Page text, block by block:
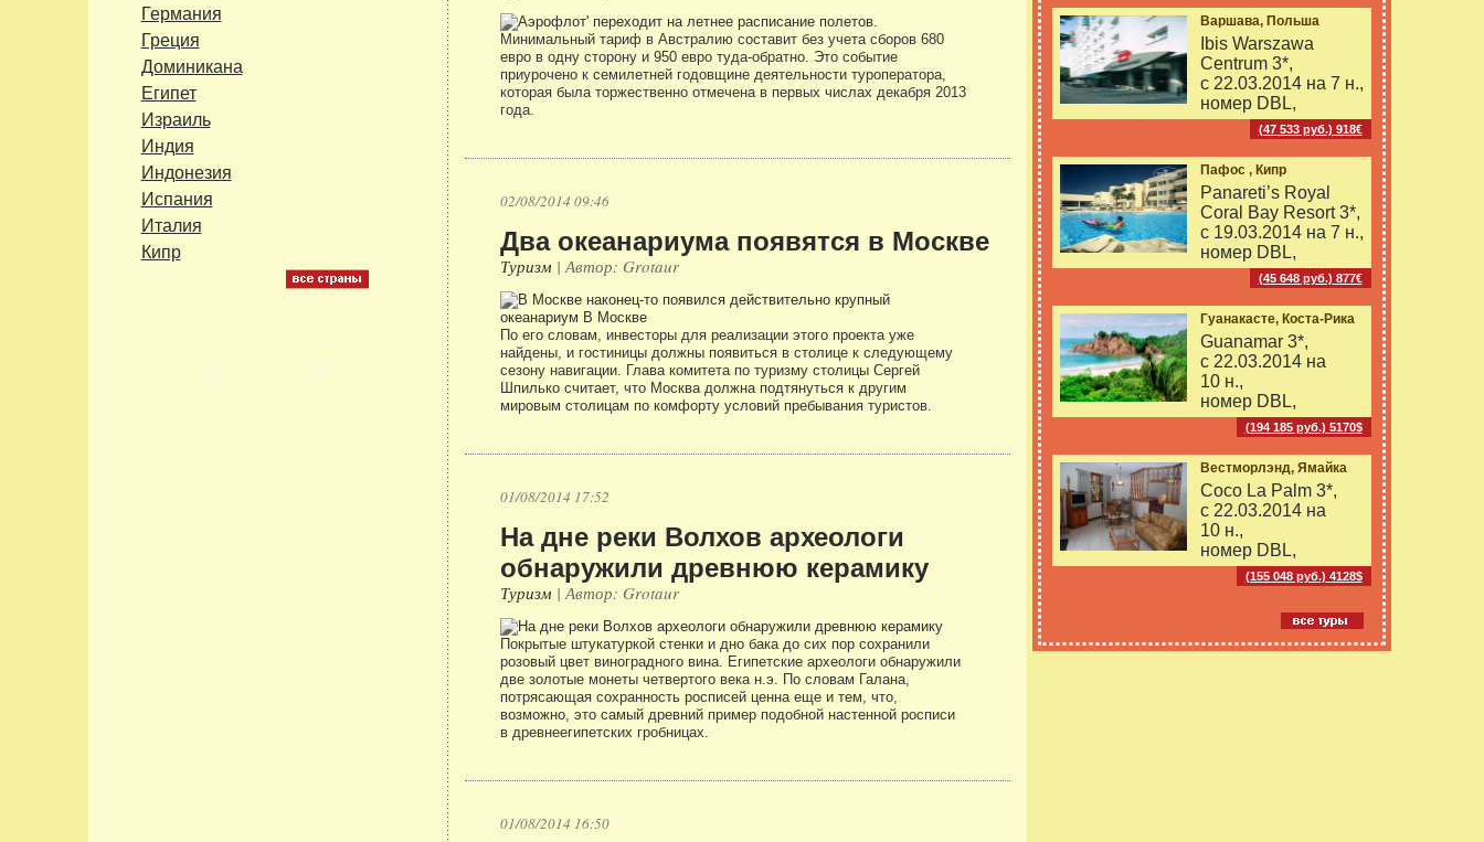
Германия
Греция
Доминикана
Египет
Израиль
Индия
Индонезия
Испания
Италия
Кипр
Минимальный тариф в Австралию составит без учета сборов 680
евро в одну сторону и 950 евро туда-обратно. Это событие
приурочено к семилетней годовщине деятельности туроператора,
которая была торжественно отмечена в первых числах декабря 2013
года.
02/08/2014 09:46
Два океанариума появятся в Москве
Туризм | Автор: Grotaur
По его словам, инвесторы для реализации этого проекта уже
найдены, и гостиницы должны появиться в столице к следующему
сезону навигации. Глава комитета по туризму столицы Сергей
Шпилько считает, что Москва должна подтянуться к другим
мировым столицам по комфорту условий пребывания туристов.
01/08/2014 17:52
На дне реки Волхов археологи
обнаружили древнюю керамику
Туризм | Автор: Grotaur
Покрытые штукатуркой стенки и дно бака до сих пор сохранили
розовый цвет виноградного вина. Египетские археологи обнаружили
две золотые монеты четвертого века н.э. По словам Галана,
потрясающая сохранность росписей ценна еще и тем, что,
возможно, это самый древний пример подобной настенной росписи
в древнеегипетских гробницах.
01/08/2014 16:50
Варшава, Польша
Ibis Warszawa
Centrum 3*,
с 22.03.2014 на 7 н.,
номер DBL,
(47 533 руб.) 918€
Пафос , Кипр
Panareti’s Royal
Coral Bay Resort 3*,
с 19.03.2014 на 7 н.,
номер DBL,
(45 648 руб.) 877€
Гуанакасте, Коста-Рика
Guanamar 3*,
с 22.03.2014 на
10 н.,
номер DBL,
(194 185 руб.) 5170$
Вестморлэнд, Ямайка
Coco La Palm 3*,
с 22.03.2014 на
10 н.,
номер DBL,
(155 048 руб.) 4128$